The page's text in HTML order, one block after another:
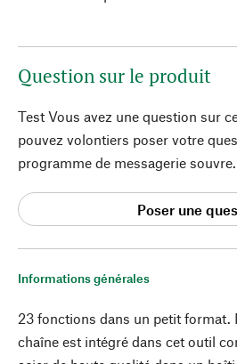
Informations générales
23 fonctions dans un petit format.
chaîne est intégré dans cet outil
Question sur le produit
Test Vous avez une question sur
pouvez volontiers poser votre
programme de messagerie souvre.
Poser une